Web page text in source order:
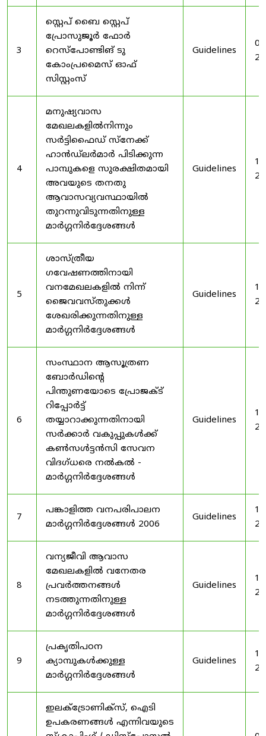
3
സ്റ്റെപ് ബൈ സ്റ്റെപ്
പ്രോസുജൂർ ഫോർ
റെസ്‌പോണ്ടിങ് ടു
കോംപ്രമൈസ് ഓഫ്
സിസ്റ്റംസ്
Guidelines
4
മനുഷ്യവാസ
മേഖലകളിൽനിന്നും
സർട്ടിഫൈഡ് സ്നേക്ക്
ഹാൻഡ്‌ലർമാർ പിടിക്കുന്ന
പാമ്പുകളെ സുരക്ഷിതമായി
അവയുടെ തനതു
ആവാസവ്യവസ്ഥായിൽ
തുറന്നുവിടുന്നതിനുള്ള
മാർഗ്ഗനിർദ്ദേശങ്ങൾ
Guidelines
5
ശാസ്ത്രീയ
ഗവേഷണത്തിനായി
വനമേഖലകളിൽ നിന്ന്
ജൈവവസ്തുക്കൾ
ശേഖരിക്കുന്നതിനുള്ള
മാർഗ്ഗനിർദ്ദേശങ്ങൾ
Guidelines
6
സംസ്ഥാന ആസൂത്രണ
ബോർഡിൻ്റെ
പിന്തുണയോടെ പ്രോജക്ട്
റിപ്പോർട്ട്
തയ്യാറാക്കുന്നതിനായി
സർക്കാർ വകുപ്പുകൾക്ക്
കൺസൾട്ടൻസി സേവന
വിദഗ്ധരെ നൽകൽ -
മാർഗ്ഗനിർദ്ദേശങ്ങൾ
Guidelines
7
പങ്കാളിത്ത വനപരിപാലന
മാർഗ്ഗനിർദ്ദേശങ്ങൾ 2006
Guidelines
8
വന്യജീവി ആവാസ
മേഖലകളിൽ വനേതര
പ്രവർത്തനങ്ങൾ
നടത്തുന്നതിനുള്ള
മാർഗ്ഗനിർദ്ദേശങ്ങൾ
Guidelines
9
പ്രകൃതിപഠന
ക്യാമ്പുകൾക്കുള്ള
മാർഗ്ഗനിർദ്ദേശങ്ങൾ
Guidelines
ഇലക്‌ട്രോണിക്‌സ്, ഐടി
ഉപകരണങ്ങൾ എന്നിവയുടെ